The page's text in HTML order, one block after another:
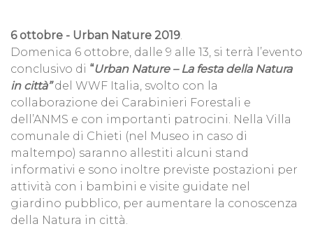
6 ottobre - Urban Nature 2019.
Domenica 6 ottobre, dalle 9 alle 13, si terrà l’evento
conclusivo di “Urban Nature – La festa della Natura
in città” del WWF Italia, svolto con la
collaborazione dei Carabinieri Forestali e
dell’ANMS e con importanti patrocini. Nella Villa
comunale di Chieti (nel Museo in caso di
maltempo) saranno allestiti alcuni stand
informativi e sono inoltre previste postazioni per
attività con i bambini e visite guidate nel
giardino pubblico, per aumentare la conoscenza
della Natura in città.